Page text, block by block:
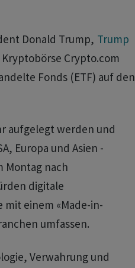
Donald Trump, Trump
Crypto.com
Fonds (ETF) auf den
aufgelegt werden und
Europa und Asien -
Montag nach
digitale
einem «Made-in-
umfassen.
Verwahrung und